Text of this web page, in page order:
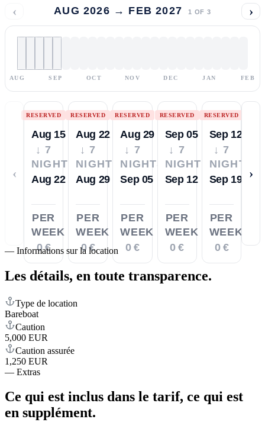
‹ AUG 2026 → FEB 2027 1 OF 3 ›
AUG SEP OCT NOV DEC JAN FEB
‹
RESERVED
Aug 15
↓ 7
NIGHTS
Aug 22
PER
WEEK
0 €
RESERVED
Aug 22
↓ 7
NIGHTS
Aug 29
PER
WEEK
0 €
RESERVED
Aug 29
↓ 7
NIGHTS
Sep 05
PER
WEEK
0 €
RESERVED
Sep 05
↓ 7
NIGHTS
Sep 12
PER
WEEK
0 €
RESERVED
Sep 12
↓ 7
NIGHTS
Sep 19
PER
WEEK
0 €
›
— Informations sur la location
Les détails, en toute transparence.
Type de location
Bareboat
Caution
5,000 EUR
Caution assurée
1,250 EUR
— Extras
Ce qui est inclus dans le tarif, ce qui est
en supplément.